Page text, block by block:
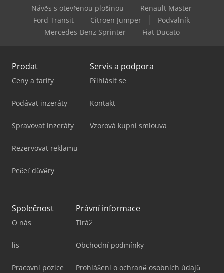
Homag Sprayteq S-100
Huvema Hu 230 Dg
Návěs s otevřenou plošinou
Renault Master
Ford Transit
Citroen Jumper
Podvalník
Mercedes-Benz Sprinter
Fiat Ducato
Prodat
Ceny a tarify
Podávat inzeráty
Spravovat inzeráty
Rezervovat reklamu
Pečeť důvěry
Servis a podpora
Přihlásit se
Kontakt
Vzorová kupní smlouva
Společnost
O nás
lis
Pracovní pozice
Právní informace
Tiráž
Obchodní podmínky
Prohlášení o ochraně osobních údajů